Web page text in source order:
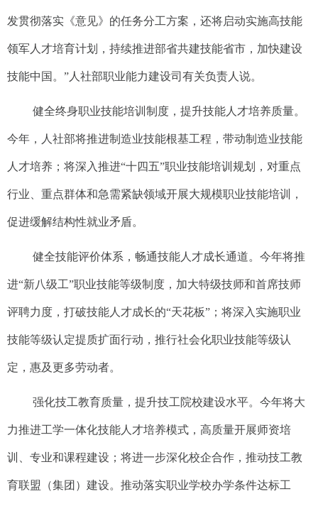
发贯彻落实《意见》的任务分工方案，还将启动实施高技能
领军人才培育计划，持续推进部省共建技能省市，加快建设
技能中国。”人社部职业能力建设司有关负责人说。
健全终身职业技能培训制度，提升技能人才培养质量。
今年，人社部将推进制造业技能根基工程，带动制造业技能
人才培养；将深入推进“十四五”职业技能培训规划，对重点
行业、重点群体和急需紧缺领域开展大规模职业技能培训，
促进缓解结构性就业矛盾。
健全技能评价体系，畅通技能人才成长通道。今年将推
进“新八级工”职业技能等级制度，加大特级技师和首席技师
评聘力度，打破技能人才成长的“天花板”；将深入实施职业
技能等级认定提质扩面行动，推行社会化职业技能等级认
定，惠及更多劳动者。
强化技工教育质量，提升技工院校建设水平。今年将大
力推进工学一体化技能人才培养模式，高质量开展师资培
训、专业和课程建设；将进一步深化校企合作，推动技工教
育联盟（集团）建设。推动落实职业学校办学条件达标工